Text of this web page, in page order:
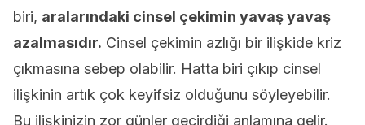
biri, aralarındaki cinsel çekimin yavaş yavaş
azalmasıdır. Cinsel çekimin azlığı bir ilişkide kriz
çıkmasına sebep olabilir. Hatta biri çıkıp cinsel
ilişkinin artık çok keyifsiz olduğunu söyleyebilir.
Bu ilişkinizin zor günler geçirdiği anlamına gelir.